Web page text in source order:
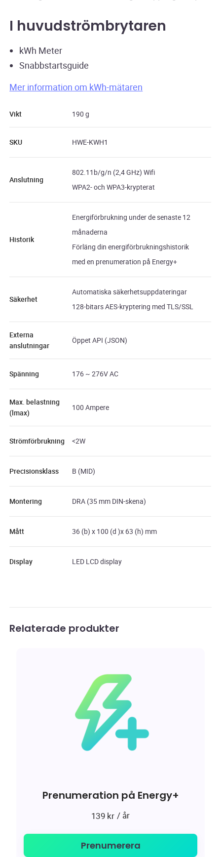
I huvudströmbrytaren
kWh Meter
Snabbstartsguide
Mer information om kWh-mätaren
Vikt 190 g
SKU HWE-KWH1
Anslutning
802.11b/g/n (2,4 GHz) Wifi
WPA2- och WPA3-krypterat
Historik
Energiförbrukning under de senaste 12
månaderna
Förläng din energiförbrukningshistorik
med en prenumeration på Energy+
Säkerhet
Automatiska säkerhetsuppdateringar
128-bitars AES-kryptering med TLS/SSL
Externa
anslutningar
Öppet API (JSON)
Spänning 176 ~ 276V AC
Max. belastning
(lmax)
100 Ampere
Strömförbrukning <2W
Precisionsklass B (MID)
Montering DRA (35 mm DIN-skena)
Mått 36 (b) x 100 (d )x 63 (h) mm
Display LED LCD display
Relaterade produkter
Prenumeration på Energy+
139 kr / år
Prenumerera